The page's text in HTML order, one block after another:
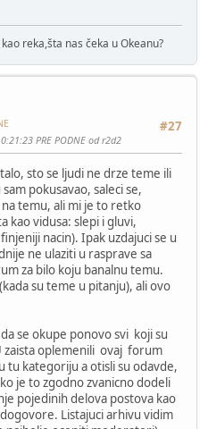
reka,šta nas čeka u Okeanu?
#27
PRE PODNE od r2d2
sto se ljudi ne drze teme ili
pokusavao, saleci se,
temu, ali mi je to retko
kao vidusa: slepi i gluvi,
nacin). Ipak uzdajuci se u
ne ulaziti u rasprave sa
za bilo koju banalnu temu.
su teme u pitanju), ali ovo
se okupe ponovo svi koji su
zaista oplemenili ovaj forum
tu kategoriju a otisli su odavde,
je to zgodno zvanicno dodeli
pojedinih delova postova kao
Listajuci arhivu vidim